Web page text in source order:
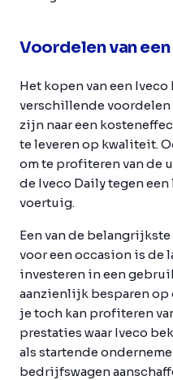
Voordelen van
Het kopen van een
verschillende
zijn naar een
te leveren op kwaliteit.
om te profiteren van de
de Iveco Daily tegen
voertuig.
Een van de
voor een occasion is de
investeren in een
aanzienlijk besparen op
je toch kan profiteren
prestaties waar Iveco
als startende
bedrijfswagen